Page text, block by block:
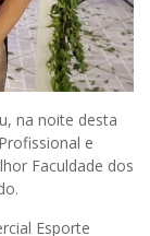
na noite desta
e
Faculdade dos
Esporte